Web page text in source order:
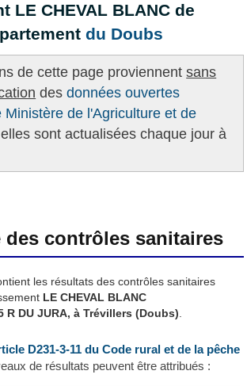
LE CHEVAL BLANC de
du Doubs
de cette page proviennentsans
desdonnées ouvertes
Ministère de l'Agriculture et de
elles sont actualisées chaque jour à
des contrôles sanitaires
les résultats des contrôles sanitaires
LE CHEVAL BLANC
R DU JURA, à Trévillers (Doubs)
D231-3-11 du Code rural et de la pêche
de résultats peuvent être attribués :